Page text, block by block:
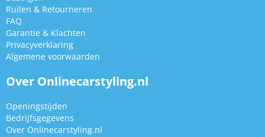
Ruilen & Retourneren
FAQ
Garantie & Klachten
Privacyverklaring
Algemene voorwaarden
Over Onlinecarstyling.nl
Openingstijden
Bedrijfsgegevens
Over Onlinecarstyling.nl